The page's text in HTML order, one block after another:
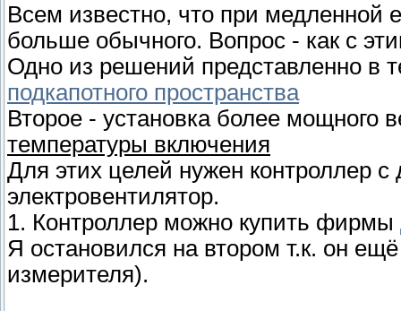
Всем известно, что при медленной
больше обычного. Вопрос - как с
Одно из решений представленно в
подкапотного пространства
Второе - установка более мощного
температуры включения
Для этих целей нужен контроллер
электровентилятор.
1. Контроллер можно купить фирмы
Я остановился на втором т.к. он
измерителя).